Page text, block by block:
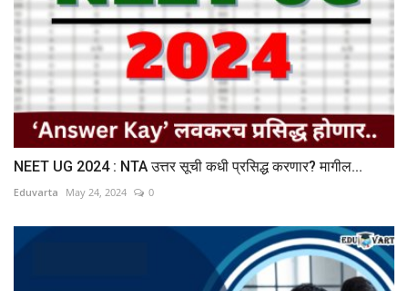
NEET UG 2024 : NTA उत्तर सूची कधी प्रसिद्ध करणार? मागील...
Eduvarta May 24, 2024 0